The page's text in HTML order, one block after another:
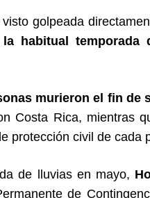
golpeada
la habitual
murieron el fin de
Costa Rica, mientras
protección civil de cada
de lluvias en mayo,
de